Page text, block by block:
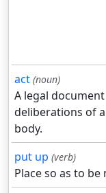
act (noun)
A legal
deliberations of
body.
put up (verb)
Place so as to be